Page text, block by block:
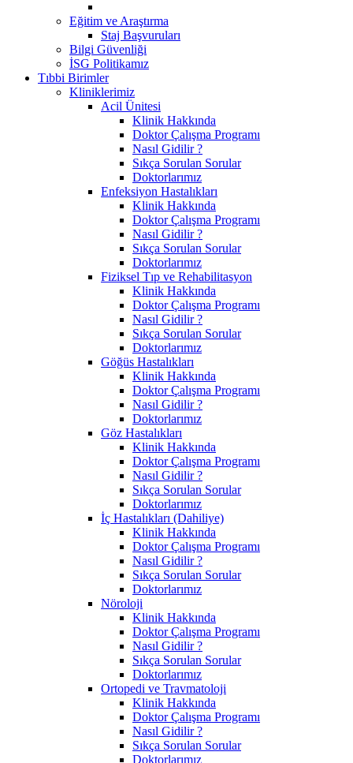
Eğitim ve Araştırma
Staj Başvuruları
Bilgi Güvenliği
İSG Politikamız
Tıbbi Birimler
Kliniklerimiz
Acil Ünitesi
Klinik Hakkında
Doktor Çalışma Programı
Nasıl Gidilir ?
Sıkça Sorulan Sorular
Doktorlarımız
Enfeksiyon Hastalıkları
Klinik Hakkında
Doktor Çalışma Programı
Nasıl Gidilir ?
Sıkça Sorulan Sorular
Doktorlarımız
Fiziksel Tıp ve Rehabilitasyon
Klinik Hakkında
Doktor Çalışma Programı
Nasıl Gidilir ?
Sıkça Sorulan Sorular
Doktorlarımız
Göğüs Hastalıkları
Klinik Hakkında
Doktor Çalışma Programı
Nasıl Gidilir ?
Doktorlarımız
Göz Hastalıkları
Klinik Hakkında
Doktor Çalışma Programı
Nasıl Gidilir ?
Sıkça Sorulan Sorular
Doktorlarımız
İç Hastalıkları (Dahiliye)
Klinik Hakkında
Doktor Çalışma Programı
Nasıl Gidilir ?
Sıkça Sorulan Sorular
Doktorlarımız
Nöroloji
Klinik Hakkında
Doktor Çalışma Programı
Nasıl Gidilir ?
Sıkça Sorulan Sorular
Doktorlarımız
Ortopedi ve Travmatoloji
Klinik Hakkında
Doktor Çalışma Programı
Nasıl Gidilir ?
Sıkça Sorulan Sorular
Doktorlarımız